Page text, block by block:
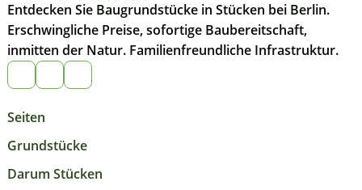
Entdecken Sie Baugrundstücke in Stücken bei Berlin.
Erschwingliche Preise, sofortige Baubereitschaft,
inmitten der Natur. Familienfreundliche Infrastruktur.
Seiten
Grundstücke
Darum Stücken